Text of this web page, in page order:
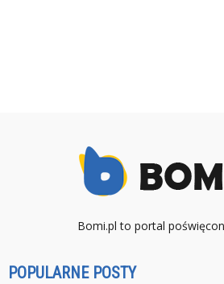
Bomi.pl to portal
POPULARNE POSTY